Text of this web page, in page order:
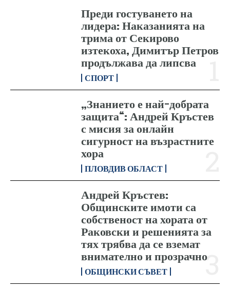
Преди гостуването на
лидера: Наказанията на
трима от Секирово
изтекоха, Димитър Петров
продължава да липсва
СПОРТ
„Знанието е най-добрата
защита“: Андрей Кръстев
с мисия за онлайн
сигурност на възрастните
хора
ПЛОВДИВ ОБЛАСТ
Андрей Кръстев:
Общинските имоти са
собственост на хората от
Раковски и решенията за
тях трябва да се вземат
внимателно и прозрачно
ОБЩИНСКИ СЪВЕТ